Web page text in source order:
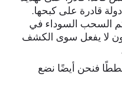
قادرة على كبحها.
السحب السوداء في
لا يفعل سوى الكشف
فنحن أيضًا نضع